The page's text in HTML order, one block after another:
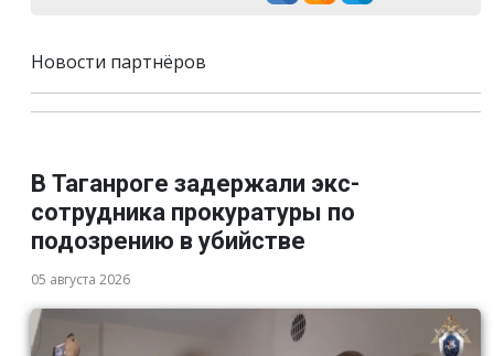
Новости партнёров
В Таганроге задержали экс-
сотрудника прокуратуры по
подозрению в убийстве
05 августа 2026